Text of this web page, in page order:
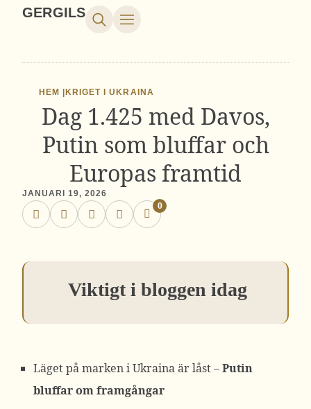
GERGILS
HEM | KRIGET I UKRAINA
Dag 1.425 med Davos,
Putin som bluffar och
Europas framtid
JANUARI 19, 2026
0
Viktigt i bloggen idag
Läget på marken i Ukraina är låst –Putin
bluffar om framgångar